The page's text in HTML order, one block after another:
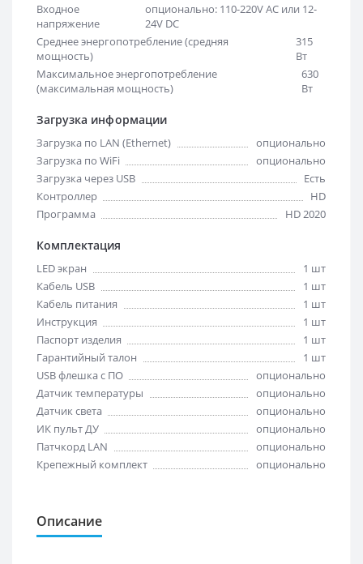
Входное
напряжение
опционально: 110-220V AC или 12-
24V DC
Среднее энергопотребление (средняя
мощность)
315
Вт
Максимальное энергопотребление
(максимальная мощность)
630
Вт
Загрузка информации
Загрузка по LAN (Ethernet)
опционально
Загрузка по WiFi
опционально
Загрузка через USB
Есть
Контроллер
HD
Программа
HD 2020
Комплектация
LED экран
1 шт
Кабель USB
1 шт
Кабель питания
1 шт
Инструкция
1 шт
Паспорт изделия
1 шт
Гарантийный талон
1 шт
USB флешка с ПО
опционально
Датчик температуры
опционально
Датчик света
опционально
ИК пульт ДУ
опционально
Патчкорд LAN
опционально
Крепежный комплект
опционально
Описание